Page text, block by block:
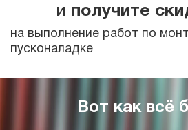
и получите
на выполнение работ по
пусконаладке
Вот как всё